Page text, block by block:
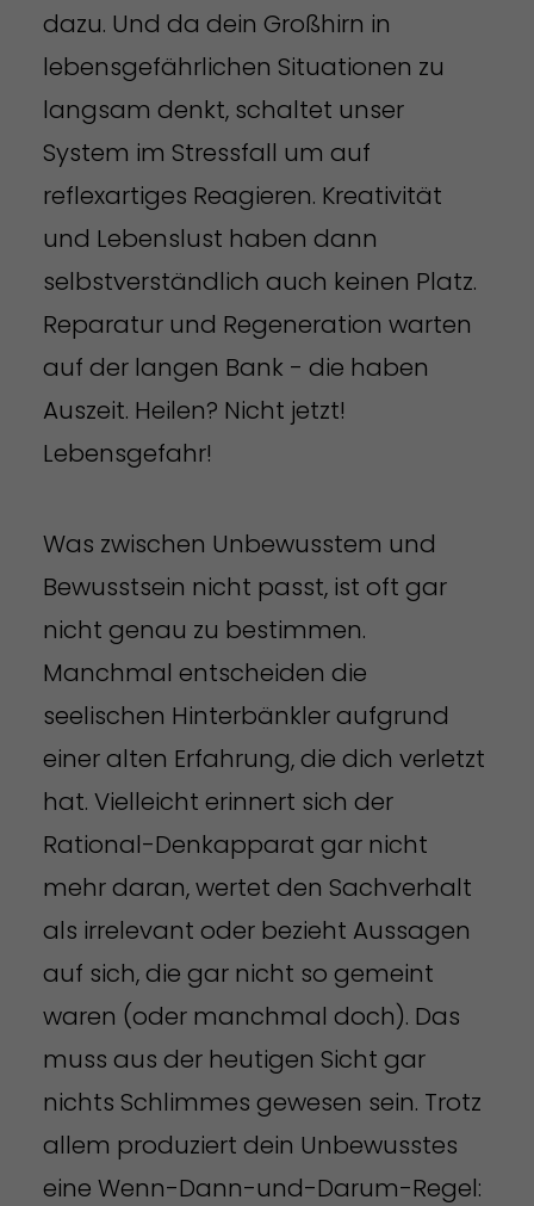
dazu. Und da dein Großhirn in
lebensgefährlichen Situationen zu
langsam denkt, schaltet unser
System im Stressfall um auf
reflexartiges Reagieren. Kreativität
und Lebenslust haben dann
selbstverständlich auch keinen Platz.
Reparatur und Regeneration warten
auf der langen Bank - die haben
Auszeit. Heilen? Nicht jetzt!
Lebensgefahr!
Was zwischen Unbewusstem und
Bewusstsein nicht passt, ist oft gar
nicht genau zu bestimmen.
Manchmal entscheiden die
seelischen Hinterbänkler aufgrund
einer alten Erfahrung, die dich verletzt
hat. Vielleicht erinnert sich der
Rational-Denkapparat gar nicht
mehr daran, wertet den Sachverhalt
als irrelevant oder bezieht Aussagen
auf sich, die gar nicht so gemeint
waren (oder manchmal doch). Das
muss aus der heutigen Sicht gar
nichts Schlimmes gewesen sein. Trotz
allem produziert dein Unbewusstes
eine Wenn-Dann-und-Darum-Regel: